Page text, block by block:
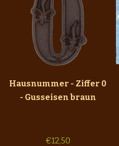
Hausnummer - Ziffer 0
- Gusseisen braun
€12,50